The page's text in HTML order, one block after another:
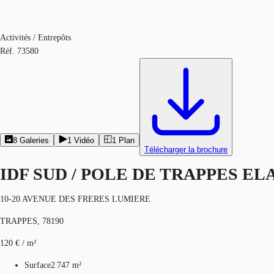
Activités / Entrepôts
Réf. 73580
8 Galeries 1 Vidéo 1 Plan
Télécharger la brochure
IDF SUD / POLE DE TRAPPES
10-20 AVENUE DES FRERES LUMIERE
TRAPPES, 78190
120 € / m²
Surface2 747 m²